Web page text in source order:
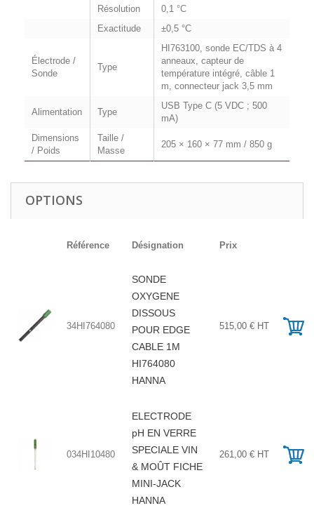
Résolution
0,1 °C
Exactitude
±0,5 °C
Électrode /
Sonde
Type
HI763100, sonde EC/TDS à 4
anneaux, capteur de
température intégré, câble 1
m, connecteur jack 3,5 mm
Alimentation Type
USB Type C (5 VDC ; 500
mA)
Dimensions
/ Poids
Taille /
Masse
205 × 160 × 77 mm / 850 g
OPTIONS
Référence Désignation Prix
34HI764080
SONDE
OXYGENE
DISSOUS
POUR EDGE
CABLE 1M
HI764080
HANNA
515,00 € HT
034HI10480
ELECTRODE
pH EN VERRE
SPECIALE VIN
& MOÛT FICHE
MINI-JACK
HANNA
261,00 € HT